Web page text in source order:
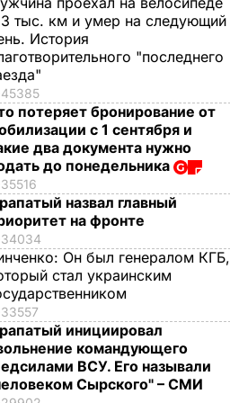
тыс. км и умер на следующий
История
"последнего
45385
потеряет бронирование от
с 1 сентября и
два документа нужно
до понедельника
35516
назвал главный
на фронте
34034
Он был генералом КГБ,
стал украинским
33557
инициировал
командующего
ВСУ. Его называли
Сырского" – СМИ